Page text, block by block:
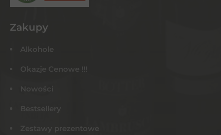
Zakupy
Alkohole
Okazje Cenowe !!!
Nowości
Bestsellery
Zestawy prezentowe